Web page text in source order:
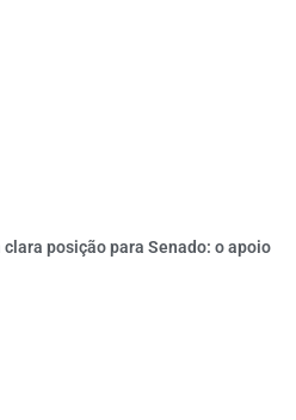
posição para Senado: o apoio